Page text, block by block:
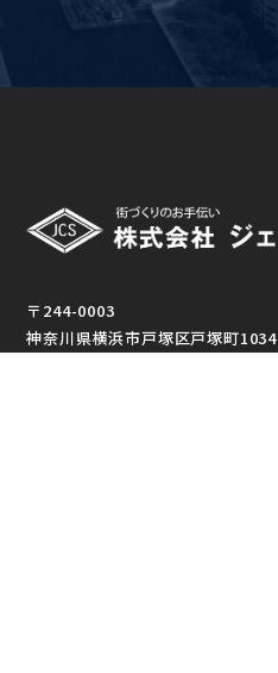
〒244-0003
神奈川県横浜市戸塚区戸塚町1034